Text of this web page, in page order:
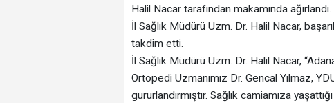
Halil Nacar tarafından makamında ağırlandı.
İl Sağlık Müdürü Uzm. Dr. Halil Nacar,
takdim etti.
İl Sağlık Müdürü Uzm. Dr. Halil Nacar,
Ortopedi Uzmanımız Dr. Gencal Yılmaz,
gururlandırmıştır. Sağlık camiamıza